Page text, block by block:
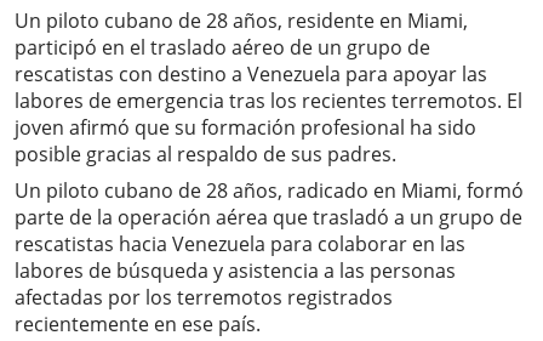
Un piloto cubano de 28 años, residente en Miami,
participó en el traslado aéreo de un grupo de
rescatistas con destino a Venezuela para apoyar las
labores de emergencia tras los recientes terremotos. El
joven afirmó que su formación profesional ha sido
posible gracias al respaldo de sus padres.
Un piloto cubano de 28 años, radicado en Miami, formó
parte de la operación aérea que trasladó a un grupo de
rescatistas hacia Venezuela para colaborar en las
labores de búsqueda y asistencia a las personas
afectadas por los terremotos registrados
recientemente en ese país.